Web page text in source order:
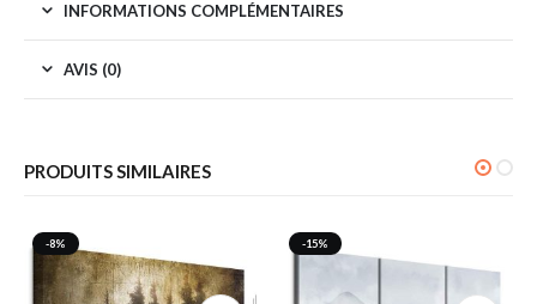
INFORMATIONS COMPLÉMENTAIRES
AVIS (0)
PRODUITS SIMILAIRES
-8% -15%